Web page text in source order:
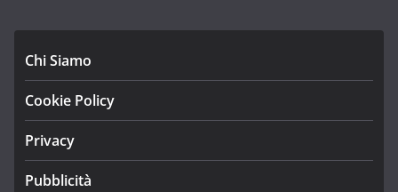
Chi Siamo
Cookie Policy
Privacy
Pubblicità